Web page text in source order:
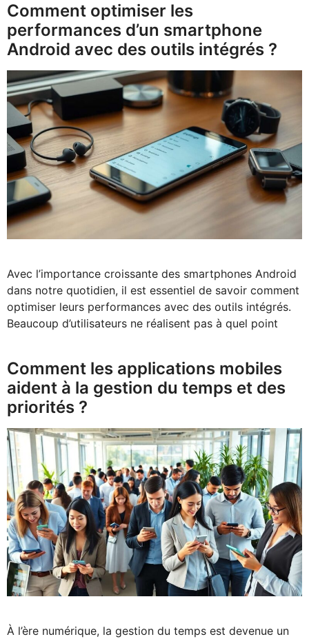
Comment optimiser les
performances d’un smartphone
Android avec des outils intégrés ?
Avec l’importance croissante des smartphones Android
dans notre quotidien, il est essentiel de savoir comment
optimiser leurs performances avec des outils intégrés.
Beaucoup d’utilisateurs ne réalisent pas à quel point
Comment les applications mobiles
aident à la gestion du temps et des
priorités ?
À l’ère numérique, la gestion du temps est devenue un